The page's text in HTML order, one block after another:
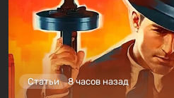
Статьи 8 часов назад